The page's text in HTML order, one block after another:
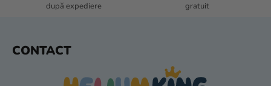
după expediere
gratuit
CONTACT